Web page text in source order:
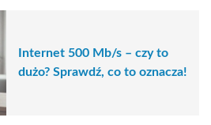
Internet 500 Mb/s – czy to
dużo? Sprawdź, co to oznacza!